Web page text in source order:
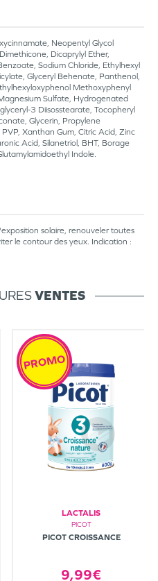
Neopentyl Glycol
Dicaprylyl Ether,
Sodium Chloride, Ethylhexyl
Glyceryl Behenate, Panthenol,
Methoxyphenyl
Sulfate, Hydrogenated
3 Diisosstearate, Tocopheryl
Glycerin, Propylene
Xanthan Gum, Citric Acid, Zinc
Acid, Silanetriol, BHT, Borage
Indole.
solaire, renouveler toutes
le contour des yeux. Indication :
VENTES
LACTALIS
PICOT
PICOT CROISSANCE
9,99€
PROMO